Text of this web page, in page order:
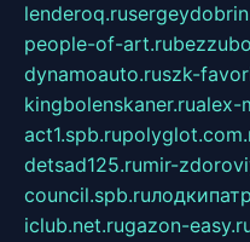
lenderoq.ru
people-of-art.ru
dynamoauto.ruszk-
kingbolenskaner.rualex-
act1.spb.ru
detsad125.rumir-
council.spb.ru
iclub.net.rugazon-